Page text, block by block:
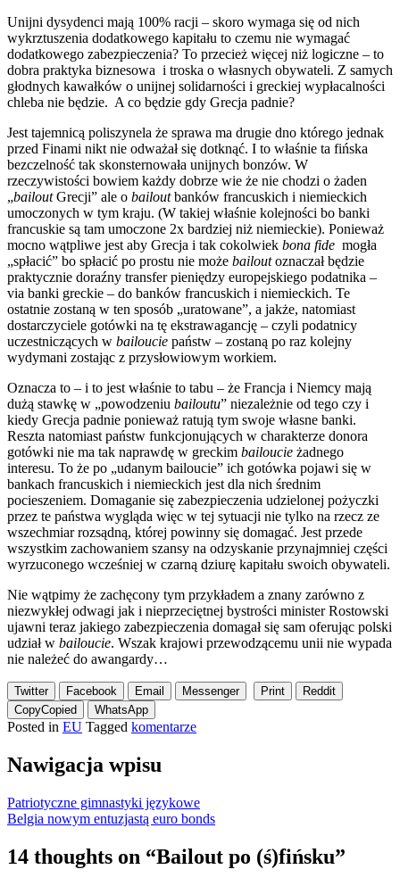
Unijni dysydenci mają 100% racji – skoro wymaga się od nich
wykrztuszenia dodatkowego kapitału to czemu nie wymagać
dodatkowego zabezpieczenia? To przecież więcej niż logiczne – to
dobra praktyka biznesowa i troska o własnych obywateli. Z samych
głodnych kawałków o unijnej solidarności i greckiej wypłacalności
chleba nie będzie. A co będzie gdy Grecja padnie?
Jest tajemnicą poliszynela że sprawa ma drugie dno którego jednak
przed Finami nikt nie odważał się dotknąć. I to właśnie ta fińska
bezczelność tak skonsternowała unijnych bonzów. W
rzeczywistości bowiem każdy dobrze wie że nie chodzi o żaden
„bailoutGrecji” ale o bailoutbanków francuskich i niemieckich
umoczonych w tym kraju. (W takiej właśnie kolejności bo banki
francuskie są tam umoczone 2x bardziej niż niemieckie). Ponieważ
mocno wątpliwe jest aby Grecja i tak cokolwiek bona fide mogła
„spłacić” bo spłacić po prostu nie może bailoutoznaczał będzie
praktycznie doraźny transfer pieniędzy europejskiego podatnika –
via banki greckie – do banków francuskich i niemieckich. Te
ostatnie zostaną w ten sposób „uratowane”, a jakże, natomiast
dostarczyciele gotówki na tę ekstrawagancję – czyli podatnicy
uczestniczących w bailoucie państw – zostaną po raz kolejny
wydymani zostając z przysłowiowym workiem.
Oznacza to – i to jest właśnie to tabu – że Francja i Niemcy mają
dużą stawkę w „powodzeniu bailoutu” niezależnie od tego czy i
kiedy Grecja padnie ponieważ ratują tym swoje własne banki.
Reszta natomiast państw funkcjonujących w charakterze donora
gotówki nie ma tak naprawdę w greckim bailoucie żadnego
interesu. To że po „udanym bailoucie” ich gotówka pojawi się w
bankach francuskich i niemieckich jest dla nich średnim
pocieszeniem. Domaganie się zabezpieczenia udzielonej pożyczki
przez te państwa wygląda więc w tej sytuacji nie tylko na rzecz ze
wszechmiar rozsądną, której powinny się domagać. Jest przede
wszystkim zachowaniem szansy na odzyskanie przynajmniej części
wyrzuconego wcześniej w czarną dziurę kapitału swoich obywateli.
Nie wątpimy że zachęcony tym przykładem a znany zarówno z
niezwykłej odwagi jak i nieprzeciętnej bystrości minister Rostowski
ujawni teraz jakiego zabezpieczenia domagał się sam oferując polski
udział w bailoucie. Wszak krajowi przewodzącemu unii nie wypada
nie należeć do awangardy…
Twitter Facebook Email Messenger Print
Reddit
CopyCopied WhatsApp
Posted in EU Tagged komentarze
Nawigacja wpisu
Patriotyczne gimnastyki językowe
Belgia nowym entuzjastą euro bonds
14 thoughts on “Bailout po (ś)fińsku”